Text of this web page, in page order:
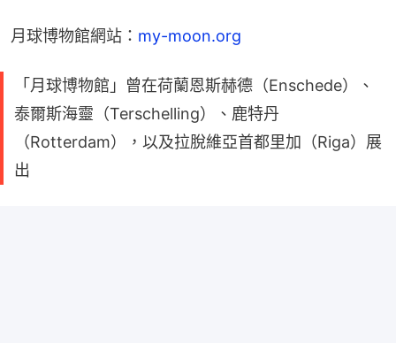
月球博物館網站： my-moon.org
「月球博物館」曾在荷蘭恩斯赫德（Enschede）、
泰爾斯海靈（Terschelling）、鹿特丹
（Rotterdam），以及拉脫維亞首都里加（Riga）展
出